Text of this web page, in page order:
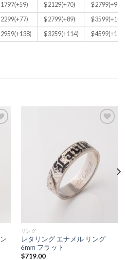
$2129(+70)
$2799(+99)
$2799(+89)
$3259(+114)
リング
レタリング エナメル リング
6mm フラット
$719.00